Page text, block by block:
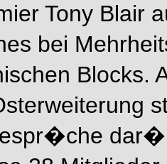
Tony Blair
bei
Blocks.